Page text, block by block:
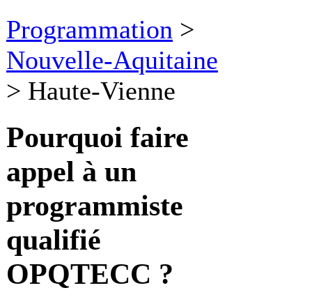
Programmation >
Nouvelle-Aquitaine
> Haute-Vienne
Pourquoi faire
appel à un
programmiste
qualifié
OPQTECC ?